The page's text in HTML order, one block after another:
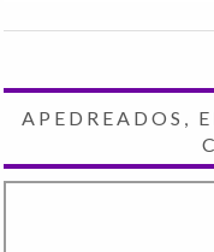
APEDREADOS,